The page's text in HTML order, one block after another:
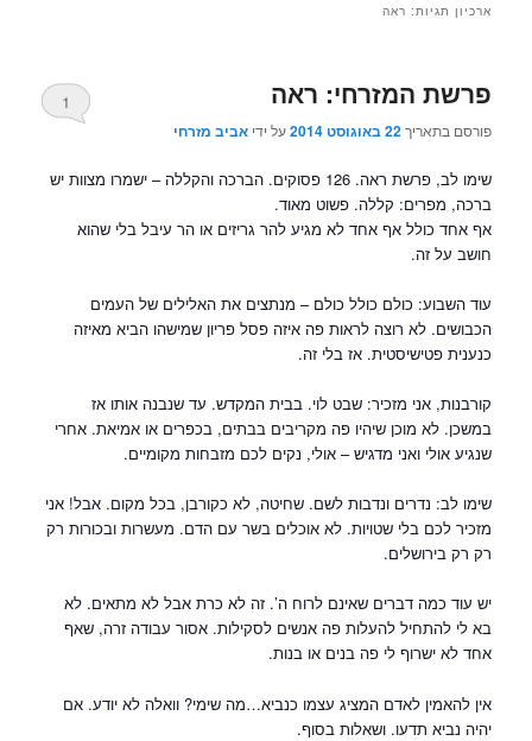
ארכיון תגיות: ראה
פרשת המזרחי: ראה
פורסם בתאריך22 באוגוסט 2014 על ידיאביב מזרחי
1
שימו לב, פרשת ראה. 126 פסוקים. הברכה והקללה – ישמרו מצוות יש
ברכה, מפרים: קללה. פשוט מאוד.
אף אחד כולל אף אחד לא מגיע להר גריזים או הר עיבל בלי שהוא
חושב על זה.
עוד השבוע: כולם כולל כולם – מנתצים את האלילים של העמים
הכבושים. לא רוצה לראות פה איזה פסל פריון שמישהו הביא מאיזה
כנענית פטישיסטית. אז בלי זה.
קורבנות, אני מזכיר: שבט לוי. בבית המקדש. עד שנבנה אותו אז
במשכן. לא מוכן שיהיו פה מקריבים בבתים, בכפרים או אמיאת. אחרי
שנגיע אולי ואני מדגיש – אולי, נקים לכם מזבחות מקומיים.
שימו לב: נדרים ונדבות לשם. שחיטה, לא כקורבן, בכל מקום. אבל! אני
מזכיר לכם בלי שטויות. לא אוכלים בשר עם הדם. מעשרות ובכורות רק
רק רק בירושלים.
יש עוד כמה דברים שאינם לרוח ה’. זה לא כרת אבל לא מתאים. לא
בא לי להתחיל להעלות פה אנשים לסקילות. אסור עבודה זרה, שאף
אחד לא ישרוף לי פה בנים או בנות.
אין להאמין לאדם המציג עצמו כנביא…מה שימי? וואלה לא יודע. אם
יהיה נביא תדעו. ושאלות בסוף.